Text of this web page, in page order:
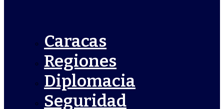
Caracas
Regiones
Diplomacia
Seguridad